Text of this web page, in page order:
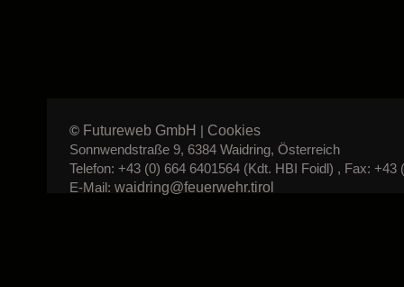
© Futureweb GmbH | Cookies
Sonnwendstraße 9, 6384 Waidring, Österreich
Telefon: +43 (0) 664 6401564 (Kdt. HBI Foidl) , Fax: +43
E-Mail: waidring@feuerwehr.tirol